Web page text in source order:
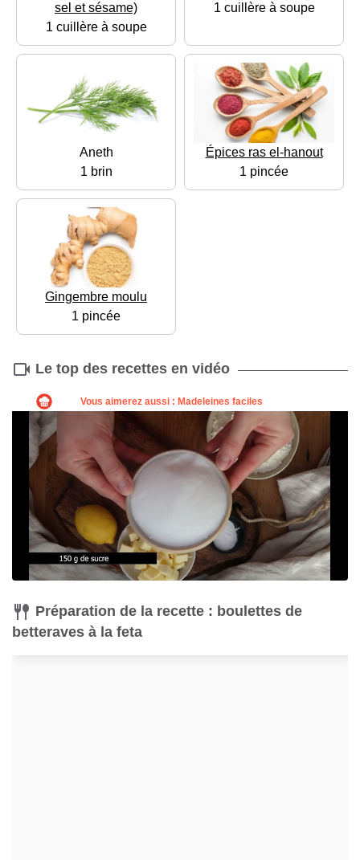
sel et sésame)
1 cuillère à soupe
1 cuillère à soupe
Aneth
1 brin
Épices ras el-hanout
1 pincée
Gingembre moulu
1 pincée
Le top des recettes en vidéo
Préparation de la recette : boulettes de
betteraves à la feta